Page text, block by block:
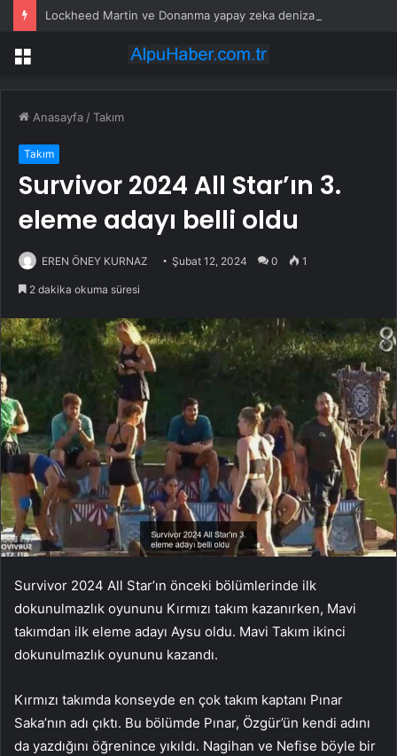
Menü
Anasayfa /Takım
Takım
Survivor 2024 All Star’ın 3.
eleme adayı belli oldu
EREN ÖNEY KURNAZ Şubat 12, 2024 0 1
2 dakika okuma süresi
Survivor 2024 All Star’ın önceki bölümlerinde ilk
dokunulmazlık oyununu Kırmızı takım kazanırken, Mavi
takımdan ilk eleme adayı Aysu oldu. Mavi Takım ikinci
dokunulmazlık oyununu kazandı.
Kırmızı takımda konseyde en çok takım kaptanı Pınar
Saka’nın adı çıktı. Bu bölümde Pınar, Özgür’ün kendi adını
da yazdığını öğrenince yıkıldı. Nagihan ve Nefise böyle bir